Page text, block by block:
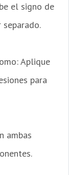
el signo de
Aplique
para
ambas